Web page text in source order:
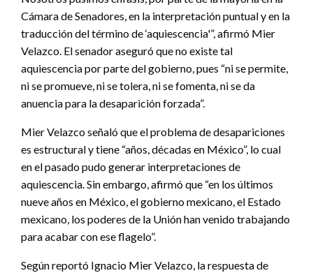
Cámara de Senadores, en la interpretación puntual y en la
traducción del término de ‘aquiescencia'”, afirmó Mier
Velazco. El senador aseguró que no existe tal
aquiescencia por parte del gobierno, pues “ni se permite,
ni se promueve, ni se tolera, ni se fomenta, ni se da
anuencia para la desaparición forzada”.
Mier Velazco señaló que el problema de desapariciones
es estructural y tiene “años, décadas en México”, lo cual
en el pasado pudo generar interpretaciones de
aquiescencia. Sin embargo, afirmó que “en los últimos
nueve años en México, el gobierno mexicano, el Estado
mexicano, los poderes de la Unión han venido trabajando
para acabar con ese flagelo”.
Según reportó Ignacio Mier Velazco, la respuesta de